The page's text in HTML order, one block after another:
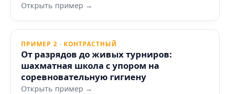
Открыть пример →
ПРИМЕР 2 · КОНТРАСТНЫЙ
От разрядов до живых турниров:
шахматная школа с упором на
соревновательную гигиену
Открыть пример →